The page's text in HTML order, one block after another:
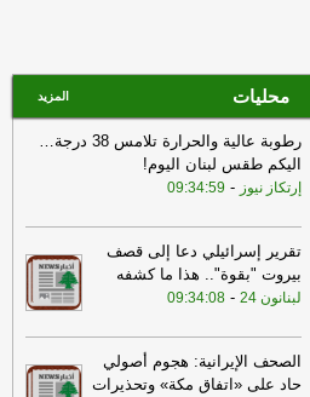
محليات المزيد
رطوبة عالية والحرارة تلامس 38 درجة…
اليكم طقس لبنان اليوم!
إرتكاز نيوز -
09:34:59
تقرير إسرائيلي دعا إلى قصف
بيروت "بقوة".. هذا ما كشفه
لبنانون 24 -
09:34:08
الصحف الإيرانية: هجوم أصولي
حاد على «اتفاق مكة» وتحذيرات